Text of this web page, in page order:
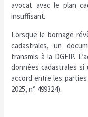
avocat avec le plan
insuffisant.
Lorsque le bornage
cadastrales, un
transmis à la DGFIP.
données cadastrales
accord entre les parties
2025, n° 499324).